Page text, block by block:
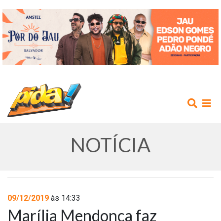
AGENDA
NOTÍCIA
09/12/2019 às 14:33
Marília Mendonça faz